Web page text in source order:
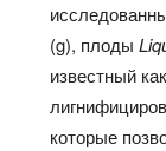
(g), плоды
известный
которые